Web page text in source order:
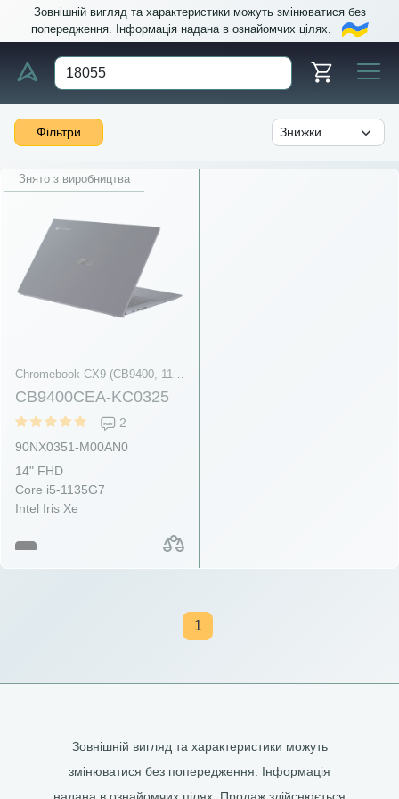
Зовнішній вигляд та характеристики можуть змінюватися без
попередження. Інформація надана в ознайомчих цілях.
Фільтри
Знято з виробництва
CB9400CEA-KC0325
2
90NX0351-M00AN0
14" FHD
Core i5-1135G7
Intel Iris Xe
1
Зовнішній вигляд та характеристики можуть
змінюватися без попередження. Інформація
надана в ознайомчих цілях. Продаж здійснюється